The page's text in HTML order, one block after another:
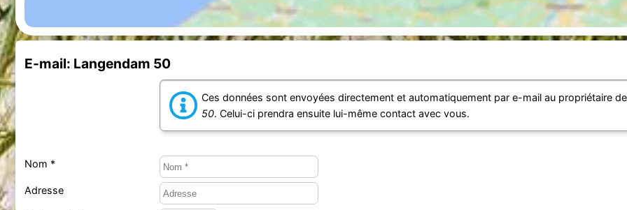
E-mail: Langendam 50
Ces données sont envoyées directement et automatiquement par e-mail au propriétaire
50. Celui-ci prendra ensuite lui-même contact avec vous.
Nom *
Adresse